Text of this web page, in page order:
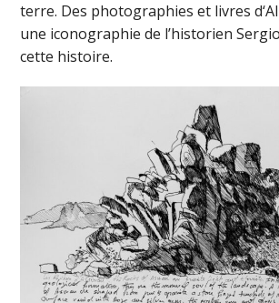
terre. Des photographies et livres
une iconographie de l’historien
cette histoire.